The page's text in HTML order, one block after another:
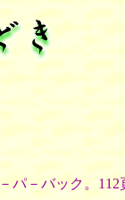
パ－バック。112